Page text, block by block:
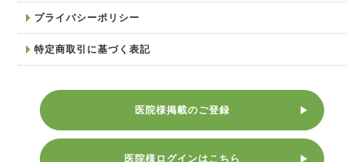
プライバシーポリシー
特定商取引に基づく表記
医院様掲載のご登録
医院様ログインはこちら